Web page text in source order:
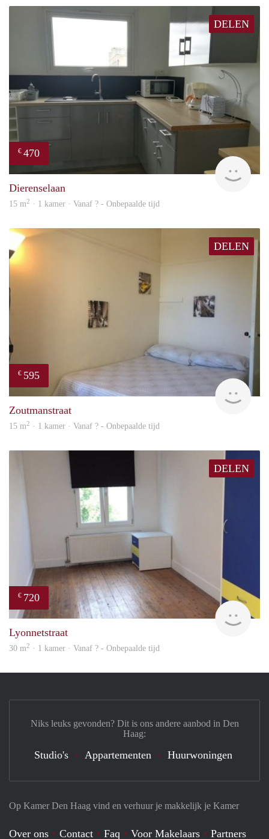
DELEN
€ 470
Dierenselaan
15 m2 · 1 kamer · Vanaf ? - Onbepaalde tijd
DELEN
€ 595
Zoutmanstraat
15 m2 · 1 kamer · Vanaf ? - Onbepaalde tijd
DELEN
€ 720
Lyonnetstraat
30 m2 · 1 kamer · Vanaf ? - Onbepaalde tijd
Op Kamer Den Haag vind en verhuur je makkelijk je Kamer
Over ons Contact Faq Voor Makelaars Partners
Niks leuks gevonden? Dit is ons andere aanbod in Den
Haag:
Studio's Appartementen Huurwoningen